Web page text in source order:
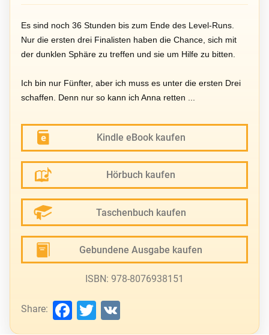
Es sind noch 36 Stunden bis zum Ende des Level-Runs.
Nur die ersten drei Finalisten haben die Chance, sich mit
der dunklen Sphäre zu treffen und sie um Hilfe zu bitten.
Ich bin nur Fünfter, aber ich muss es unter die ersten Drei
schaffen. Denn nur so kann ich Anna retten ...
Kindle eBook kaufen
Hörbuch kaufen
Taschenbuch kaufen
Gebundene Ausgabe kaufen
ISBN: 978-8076938151
Share: Facebook
Twitter